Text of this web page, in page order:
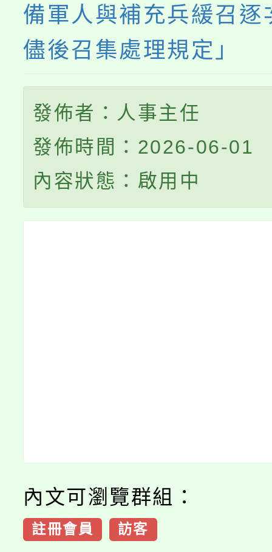
備軍人與補充兵緩召逐
儘後召集處理規定」
發佈者：人事主任
發佈時間：2026-06-01
內容狀態：啟用中
內文可瀏覽群組：
註冊會員 訪客